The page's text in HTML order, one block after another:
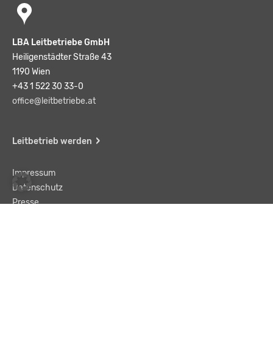
LBA Leitbetriebe GmbH
Heiligenstädter Straße 43
1190 Wien
+43 1 522 30 33-0
office@leitbetriebe.at
Leitbetrieb werden
Impressum
Datenschutz
Presse